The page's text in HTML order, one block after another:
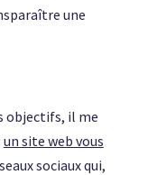
une
objectifs, il me
un site web vous
sociaux qui,